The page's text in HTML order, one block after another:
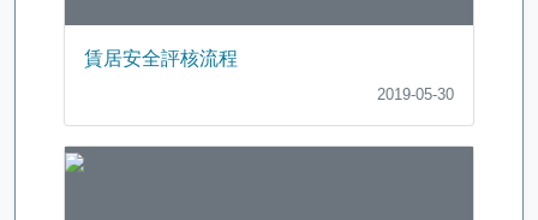
賃居安全評核流程
2019-05-30